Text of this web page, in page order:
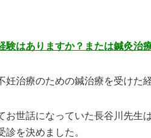
験はありますか？または鍼灸治
妊治療のための鍼治療を受けた
お世話になっていた長谷川先
診を決めました。